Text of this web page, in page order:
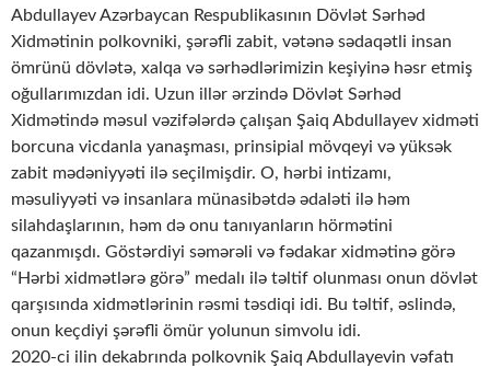
Abdullayev Azərbaycan Respublikasının Dövlət Sərhəd
Xidmətinin polkovniki, şərəfli zabit, vətənə sədaqətli insan
ömrünü dövlətə, xalqa və sərhədlərimizin keşiyinə həsr etmiş
oğullarımızdan idi. Uzun illər ərzində Dövlət Sərhəd
Xidmətində məsul vəzifələrdə çalışan Şaiq Abdullayev xidməti
borcuna vicdanla yanaşması, prinsipial mövqeyi və yüksək
zabit mədəniyyəti ilə seçilmişdir. O, hərbi intizamı,
məsuliyyəti və insanlara münasibətdə ədaləti ilə həm
silahdaşlarının, həm də onu tanıyanların hörmətini
qazanmışdı. Göstərdiyi səmərəli və fədakar xidmətinə görə
“Hərbi xidmətlərə görə” medalı ilə təltif olunması onun dövlət
qarşısında xidmətlərinin rəsmi təsdiqi idi. Bu təltif, əslində,
onun keçdiyi şərəfli ömür yolunun simvolu idi.
2020-ci ilin dekabrında polkovnik Şaiq Abdullayevin vəfatı